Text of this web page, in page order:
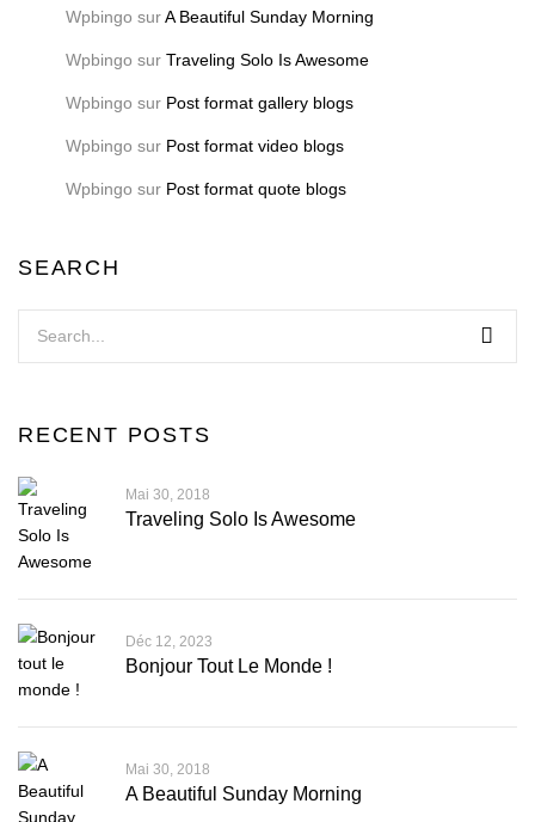
Wpbingo surA Beautiful Sunday Morning
Wpbingo sur Traveling Solo Is Awesome
Wpbingo sur Post format gallery blogs
Wpbingo sur Post format video blogs
Wpbingo sur Post format quote blogs
SEARCH
RECENT POSTS
Mai 30, 2018
Traveling Solo Is Awesome
Déc 12, 2023
Bonjour Tout Le Monde !
Mai 30, 2018
A Beautiful Sunday Morning